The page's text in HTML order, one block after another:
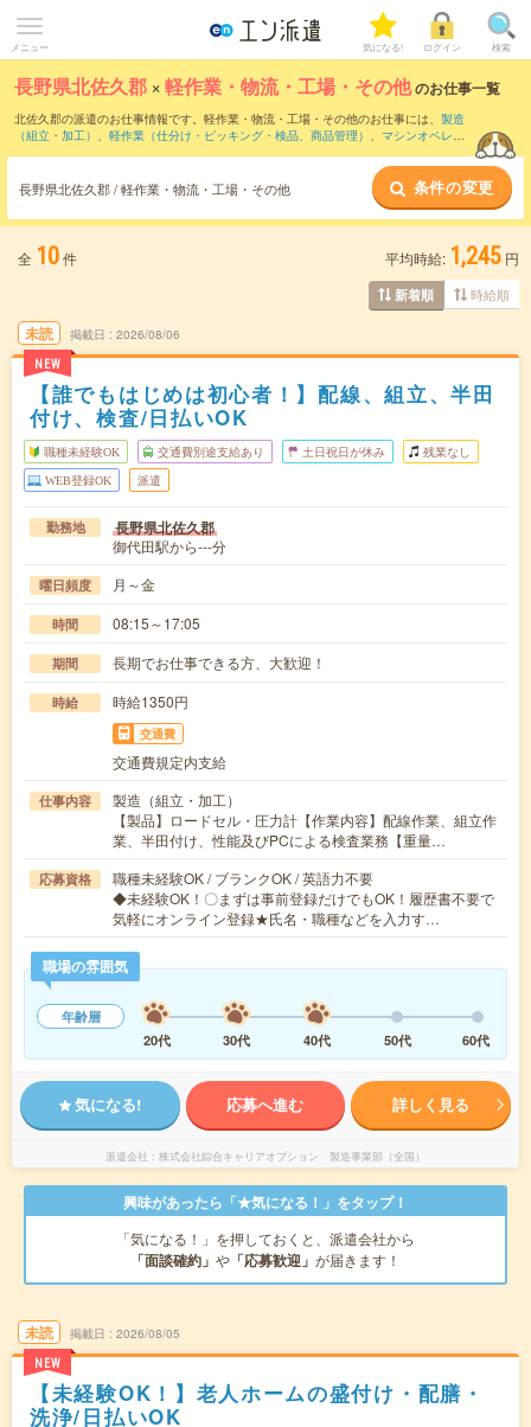
メニュー 気になる! ログイン 検索
長野県北佐久郡 ×軽作業・物流・工場・その他のお仕事一覧
北佐久郡の派遣のお仕事情報です。軽作業・物流・工場・その他のお仕事には、 製造
（組立・加工） 、 軽作業（仕分け・ピッキング・検品、商品管理） 、 マシンオペレー
長野県北佐久郡 / 軽作業・物流・工場・その他 条件の変更
全 10件 平均時給: 1,245 円
新着順 時給順
未読
NEW
掲載日 2026/08/06
【誰でもはじめは初心者！】配線、組立、半田
付け、検査/日払いOK
職種未経験OK 交通費別途支給あり 土日祝日が休み 残業なし
WEB登録OK 派遣
勤務地 長野県北佐久郡
御代田駅から---分
曜日頻度 月～金
時間 08:15～17:05
期間 長期でお仕事できる方、大歓迎！
時給 時給1350円
交通費
交通費規定内支給
仕事内容
製造（組立・加工）
【製品】ロードセル・圧力計【作業内容】配線作業、組立作
業、半田付け、性能及びPCによる検査業務【重量…
応募資格
職種未経験OK / ブランクOK / 英語力不要
◆未経験OK！〇まずは事前登録だけでもOK！履歴書不要で
気軽にオンライン登録★氏名・職種などを入力す…
職場の雰囲気
年齢層
20代
30代 40代 50代 60代
気になる! 応募へ進む 詳しく見る
派遣会社 株式会社綜合キャリアオプション 製造事業部（全国）
興味があったら「★気になる！」をタップ！
「気になる！」を押しておくと、派遣会社から
「面談確約」 や 「応募歓迎」 が届きます！
未読
NEW
掲載日 2026/08/05
【未経験OK！】老人ホームの盛付け・配膳・
洗浄/日払いOK